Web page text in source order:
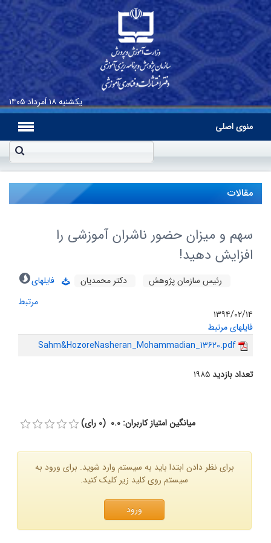
یکشنبه۱۸ اَمرداد ۱۴۰۵
منوی اصلی
مقالات
سهم و میزان حضور ناشران آموزشی را
افزایش دهید!
رئیس سازمان پژوهش دکتر محمدیان
فایلهای
مرتبط
۱۳۹۴/۰۲/۱۴
فایلهای مرتبط
Sahm&HozoreNasheran_Mohammadian_13620.pdf
تعداد بازدید۱۹۸۵
میانگین امتیاز کاربران: 0.0 (0 رای)
برای نظر دادن ابتدا باید به سیستم وارد شوید. برای ورود به
سیستم روی کلید زیر کلیک کنید.
ورود